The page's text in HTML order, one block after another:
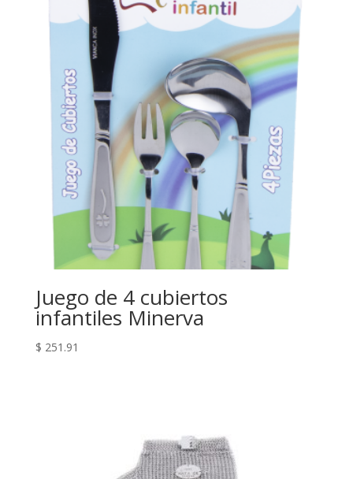
Juego de 4 cubiertos
infantiles Minerva
$ 251.91